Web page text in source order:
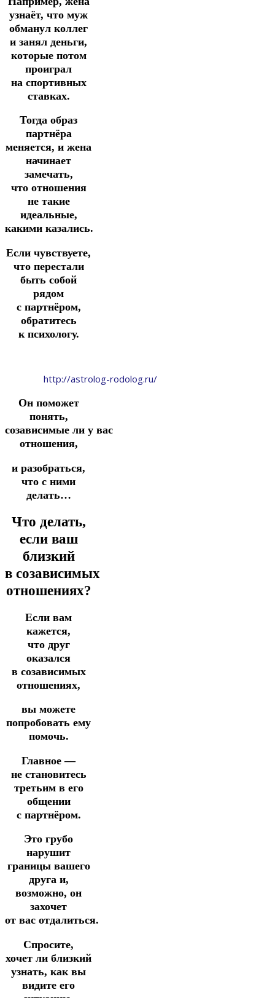
узнаёт, что муж
обманул коллег
и занял деньги,
которые потом
проиграл
на спортивных
ставках.
Тогда образ
партнёра
меняется, и жена
начинает
замечать,
что отношения
не такие
идеальные,
какими казались.
Если чувствуете,
что перестали
быть собой
рядом
с партнёром,
обратитесь
к психологу.
http://astrolog-rodolog.ru/
Он поможет
понять,
созависимые ли у вас
отношения,
и разобраться,
что с ними
делать…
Что делать,
если ваш
близкий
в созависимых
отношениях?
Если вам
кажется,
что друг
оказался
в созависимых
отношениях,
вы можете
попробовать ему
помочь.
Главное —
не становитесь
третьим в его
общении
с партнёром.
Это грубо
нарушит
границы вашего
друга и,
возможно, он
захочет
от вас отдалиться.
Спросите,
хочет ли близкий
узнать, как вы
видите его